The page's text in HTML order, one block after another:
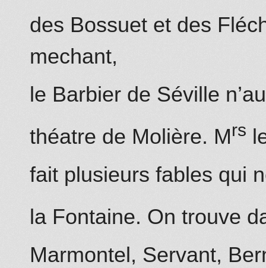
des Bossuet et des
mechant,
le Barbier de Séville
théatre de Molière. Mrs
fait plusieurs fables qui
la Fontaine. On trouve
Marmontel, Servant,